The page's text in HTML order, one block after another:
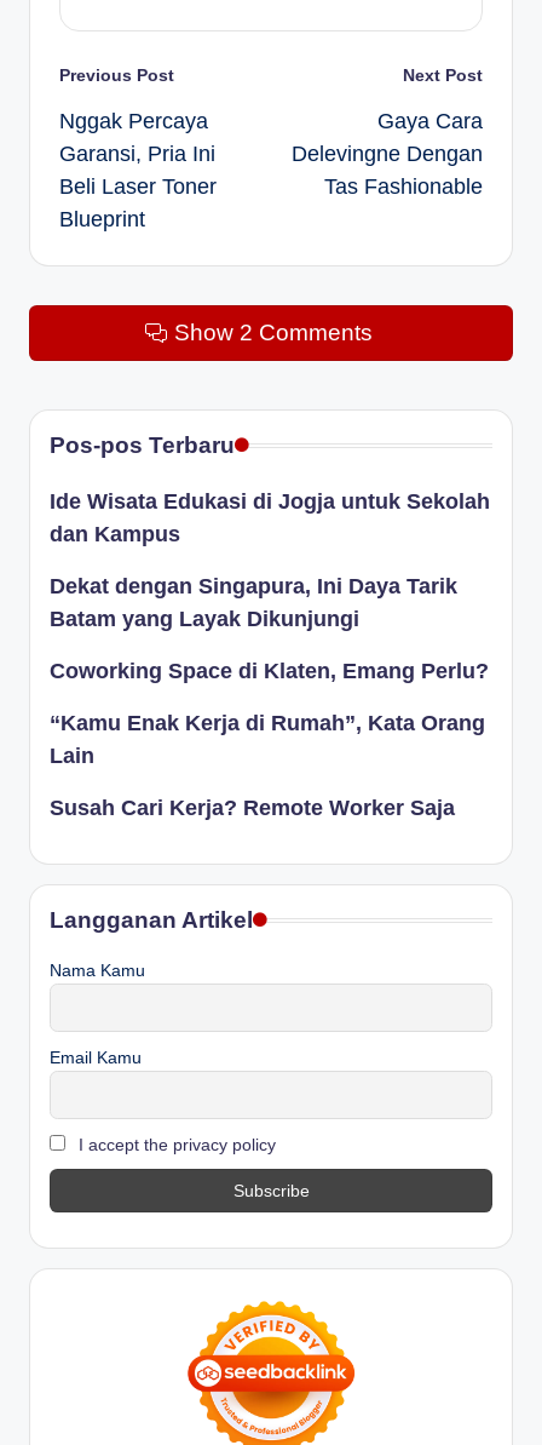
Post
navigation
Previous Post
Nggak Percaya
Garansi, Pria Ini
Beli Laser Toner
Blueprint
Next Post
Gaya Cara
Delevingne Dengan
Tas Fashionable
Show 2 Comments
Pos-pos Terbaru
Ide Wisata Edukasi di Jogja untuk Sekolah
dan Kampus
Dekat dengan Singapura, Ini Daya Tarik
Batam yang Layak Dikunjungi
Coworking Space di Klaten, Emang Perlu?
“Kamu Enak Kerja di Rumah”, Kata Orang
Lain
Susah Cari Kerja? Remote Worker Saja
Langganan Artikel
Nama Kamu
Email Kamu
I accept the privacy policy